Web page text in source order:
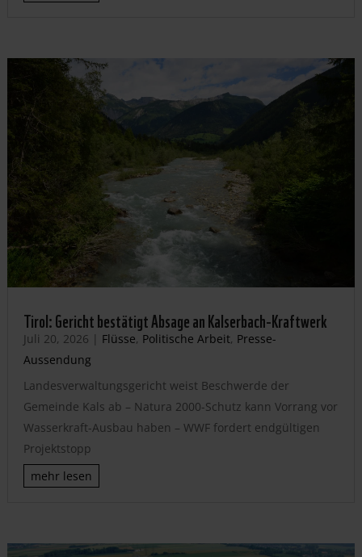
Tirol: Gericht bestätigt Absage an Kalserbach-Kraftwerk
Juli 20, 2026 | Flüsse, Politische Arbeit, Presse-
Aussendung
Landesverwaltungsgericht weist Beschwerde der
Gemeinde Kals ab – Natura 2000-Schutz kann Vorrang vor
Wasserkraft-Ausbau haben – WWF fordert endgültigen
Projektstopp
mehr lesen